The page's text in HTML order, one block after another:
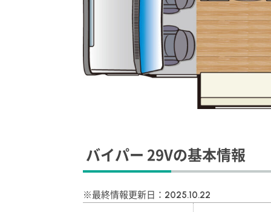
バイパー 29Vの基本情報
※最終情報更新日： 2025.10.22